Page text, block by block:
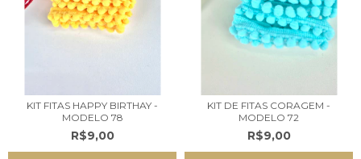
KIT FITAS HAPPY BIRTHAY -
MODELO 78
R$9,00
KIT DE FITAS CORAGEM -
MODELO 72
R$9,00